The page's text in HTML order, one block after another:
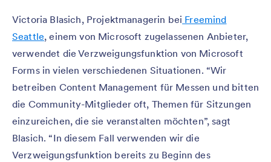
Victoria Blasich, Projektmanagerin bei Freemind
Seattle, einem von Microsoft zugelassenen Anbieter,
verwendet die Verzweigungsfunktion von Microsoft
Forms in vielen verschiedenen Situationen. “Wir
betreiben Content Management für Messen und bitten
die Community-Mitglieder oft, Themen für Sitzungen
einzureichen, die sie veranstalten möchten”, sagt
Blasich. “In diesem Fall verwenden wir die
Verzweigungsfunktion bereits zu Beginn des